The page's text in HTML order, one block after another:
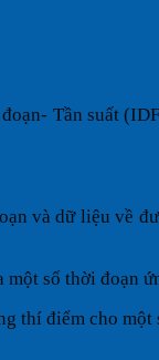
Tần suất
và dữ liệu về
số thời đoạn
thí điểm cho